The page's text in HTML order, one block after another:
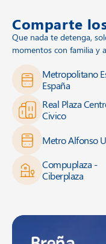
Comparte
Que nada te detenga,
momentos con familia y
Metropolitano
España
Real Plaza
Civico
Metro Alfonso
Compuplaza -
Ciberplaza